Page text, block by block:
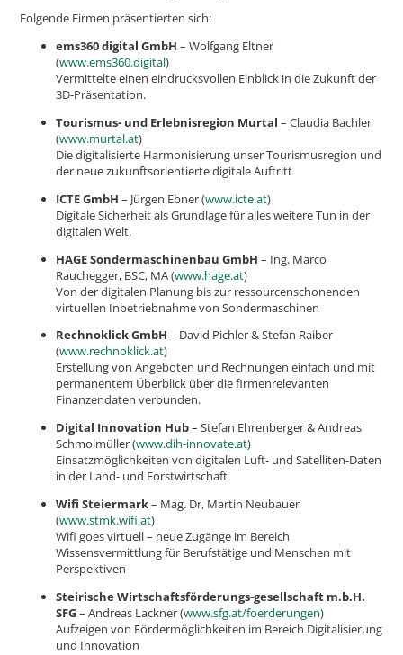
Folgende Firmen präsentierten sich:
ems360 digital GmbH– Wolfgang Eltner
(www.ems360.digital)
Vermittelte einen eindrucksvollen Einblick in die Zukunft der
3D-Präsentation.
Tourismus- und Erlebnisregion Murtal – Claudia Bachler
(www.murtal.at)
Die digitalisierte Harmonisierung unser Tourismusregion und
der neue zukunftsorientierte digitale Auftritt
ICTE GmbH – Jürgen Ebner (www.icte.at)
Digitale Sicherheit als Grundlage für alles weitere Tun in der
digitalen Welt.
HAGE Sondermaschinenbau GmbH – Ing. Marco
Rauchegger, BSC, MA (www.hage.at)
Von der digitalen Planung bis zur ressourcenschonenden
virtuellen Inbetriebnahme von Sondermaschinen
Rechnoklick GmbH – David Pichler & Stefan Raiber
(www.rechnoklick.at)
Erstellung von Angeboten und Rechnungen einfach und mit
permanentem Überblick über die firmenrelevanten
Finanzendaten verbunden.
Digital Innovation Hub– Stefan Ehrenberger & Andreas
Schmolmüller (www.dih-innovate.at)
Einsatzmöglichkeiten von digitalen Luft- und Satelliten-Daten
in der Land- und Forstwirtschaft
Wifi Steiermark– Mag. Dr, Martin Neubauer
(www.stmk.wifi.at)
​Wifi goes virtuell – neue Zugänge im Bereich
Wissensvermittlung für Berufstätige und Menschen mit
Perspektiven
Steirische Wirtschaftsförderungs-gesellschaft m.b.H.
SFG– Andreas Lackner (www.sfg.at/foerderungen)
Aufzeigen von Fördermöglichkeiten im Bereich Digitalisierung
und Innovation